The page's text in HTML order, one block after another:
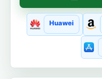
Huawei